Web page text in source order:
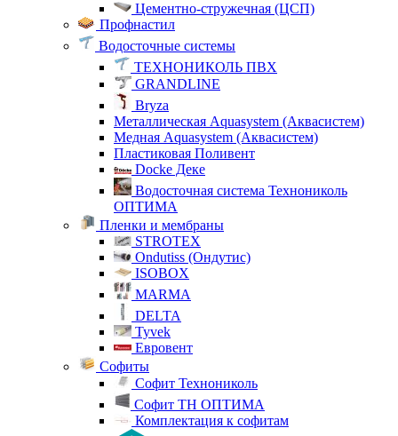
Цементно-стружечная (ЦСП)
Профнастил
Водосточные системы
ТЕХНОНИКОЛЬ ПВХ
GRANDLINE
Bryza
Металлическая Aquasystem (Аквасистем)
Медная Aquasystem (Аквасистем)
Пластиковая Поливент
Docke Деке
Водосточная система Технониколь
ОПТИМА
Пленки и мембраны
STROTEX
Ondutiss (Ондутис)
ISOBOX
MARMA
DELTA
Tyvek
Евровент
Софиты
Софит Технониколь
Софит ТН ОПТИМА
Комплектация к софитам